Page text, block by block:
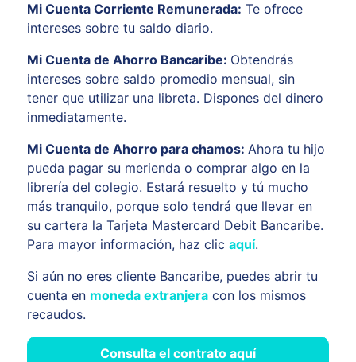
Mi Cuenta Corriente Remunerada: Te ofrece
intereses sobre tu saldo diario.
Mi Cuenta de Ahorro Bancaribe: Obtendrás
intereses sobre saldo promedio mensual, sin
tener que utilizar una libreta. Dispones del dinero
inmediatamente.
Mi Cuenta de Ahorro para chamos: Ahora tu hijo
pueda pagar su merienda o comprar algo en la
librería del colegio. Estará resuelto y tú mucho
más tranquilo, porque solo tendrá que llevar en
su cartera la Tarjeta Mastercard Debit Bancaribe.
Para mayor información, haz clic aquí.
Si aún no eres cliente Bancaribe, puedes abrir tu
cuenta en moneda extranjeracon los mismos
recaudos.
Consulta el contrato aquí